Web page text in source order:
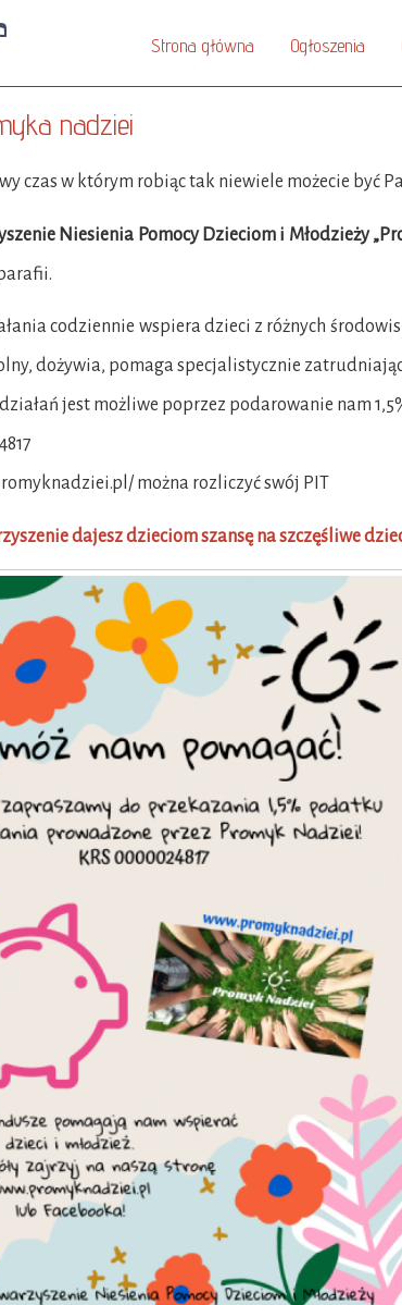
Strona główna Ogłoszenia
nadziei
czas w którym robiąc tak niewiele możecie być
Niesienia Pomocy Dzieciom i Młodzieży
codziennie wspiera dzieci z różnych
dożywia, pomaga specjalistycznie
jest możliwe poprzez podarowanie nam
można rozliczyć swój PIT
dajesz dzieciom szansę na szczęśliwe